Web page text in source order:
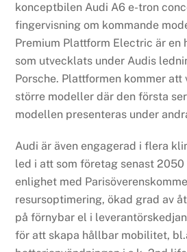
konceptbilen Audi A6 e-tron
fingervisning om kommande
Premium Plattform Electric är en
som utvecklats under Audis
Porsche. Plattformen kommer att
större modeller där den första
modellen presenteras under
Audi är även engagerad i flera
led i att som företag senast
enlighet med
resursoptimering, ökad grad av
på förnybar el i
för att skapa hållbar mobilitet,